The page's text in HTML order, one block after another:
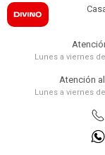
Lunes a viernes
Atención
Lunes a viernes